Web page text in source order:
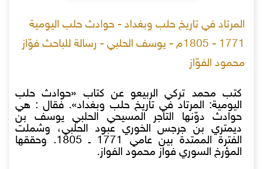
المرتاد في تاريخ حلب وبغداد - حوادث حلب اليومية
1771 - 1805م - يوسف الحلبي - رسالة للباحث فوّاز
محمود الفوّاز
كتب محمد تركي الربيعو عن كتاب «حوادث حلب
اليومية: المرتاد في تاريخ حلب وبغداد». فقال : هي
حوادث دوّنها التاجر المسيحي الحلبي يوسف بن
ديمتري بن جرجس الخوري عبود الحلبي، وشملت
الفترة الممتدة بين عامي 1771 ـ 1805. وحققها
المؤرخ السوري فواز محمود الفواز.